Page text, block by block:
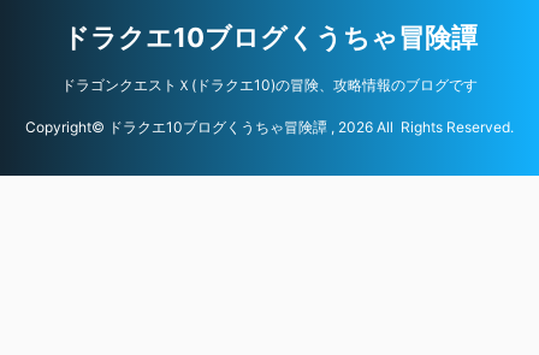
ドラクエ10ブログくうちゃ冒険譚
ドラゴンクエストＸ(ドラクエ10)の冒険、攻略情報のブログです
Copyright© ドラクエ10ブログくうちゃ冒険譚 , 2026 All Rights Reserved.